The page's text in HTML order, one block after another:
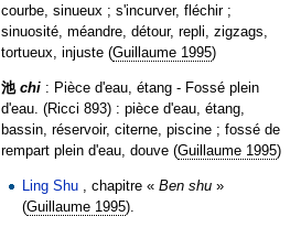
courbe, sinueux ; s'incurver, fléchir ;
sinuosité, méandre, détour, repli, zigzags,
tortueux, injuste (Guillaume 1995)
池 chi : Pièce d'eau, étang - Fossé plein
d'eau. (Ricci 893) : pièce d'eau, étang,
bassin, réservoir, citerne, piscine ; fossé de
rempart plein d'eau, douve (Guillaume 1995)
Ling Shu , chapitre «Ben shu »
(Guillaume 1995).